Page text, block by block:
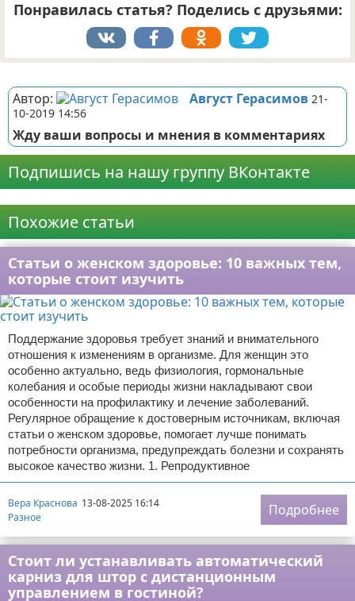
Понравилась статья? Поделись с друзьями:
Автор: Август Герасимов 21-
10-2019 14:56
Жду ваши вопросы и мнения в комментариях
Подпишись на нашу группу ВКонтакте
Похожие статьи
Статьи о женском здоровье: 10 важных тем,
которые стоит изучить
Поддержание здоровья требует знаний и внимательного
отношения к изменениям в организме. Для женщин это
особенно актуально, ведь физиология, гормональные
колебания и особые периоды жизни накладывают свои
особенности на профилактику и лечение заболеваний.
Регулярное обращение к достоверным источникам, включая
статьи о женском здоровье, помогает лучше понимать
потребности организма, предупреждать болезни и сохранять
высокое качество жизни. 1. Репродуктивное
Вера Краснова 13-08-2025 16:14
Разное
Подробнее
Стоит ли устанавливать автоматический
карниз для штор с дистанционным
управлением в гостиной?